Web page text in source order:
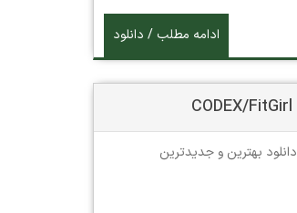
ادامه مطلب / دانلود
دانلود بهترین و جدیدترین